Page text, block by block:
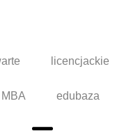
licencjackie
MBA edubaza